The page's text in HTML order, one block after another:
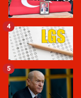
4
5